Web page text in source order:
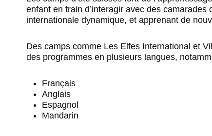
enfant en train d’interagir avec des
internationale dynamique, et apprenant de
Des camps comme Les Elfes International et
des programmes en plusieurs langues,
Français
Anglais
Espagnol
Mandarin